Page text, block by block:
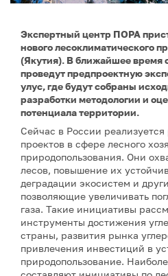
Экспертный центр ПОРА
нового лесоклиматического
(Якутия). В ближайшее время
проведут предпроектную
улус, где будут собраны
разработки методологии и
потенциала территории.
Сейчас в России
проектов в сфере лесного
природопользования. Они
лесов, повышение их
деградации экосистем и
позволяющие увеличивать
газа. Такие инициативы
инструменты достижения
страны, развития рынка
привлечения инвестиций в
природопользование.